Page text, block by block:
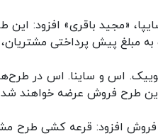
«مجید باقری» افزود: این
به مبلغ پیش پرداختی
اس و ساینا. اس در
فروش افزود: قرعه کشی طرح